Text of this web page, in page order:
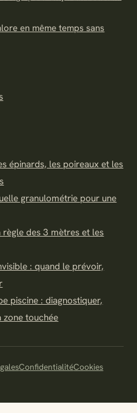
en même temps sans
épinards, les poireaux et les
granulométrie pour une
règle des 3 mètres et les
: quand le prévoir,
piscine : diagnostiquer,
touchée
ConfidentialitéCookies